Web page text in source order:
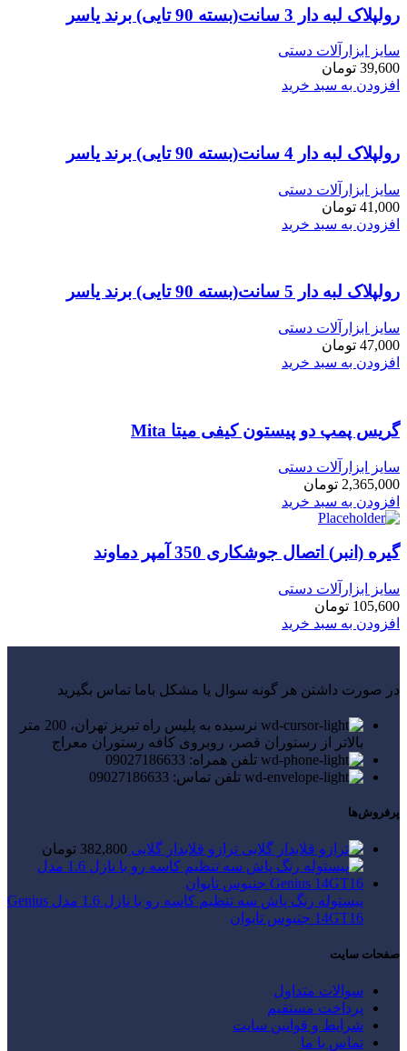
رولپلاک لبه دار 3 سانت(بسته 90 تایی) برند یاسر
سایز ابزارآلات دستی
39,600 تومان
افزودن به سبد خرید
رولپلاک لبه دار 4 سانت(بسته 90 تایی) برند یاسر
سایز ابزارآلات دستی
41,000 تومان
افزودن به سبد خرید
رولپلاک لبه دار 5 سانت(بسته 90 تایی) برند یاسر
سایز ابزارآلات دستی
47,000 تومان
افزودن به سبد خرید
گریس پمپ دو پیستون کیفی میتا Mita
سایز ابزارآلات دستی
2,365,000 تومان
افزودن به سبد خرید
گیره (انبر) اتصال جوشکاری 350 آمپر دماوند
سایز ابزارآلات دستی
105,600 تومان
افزودن به سبد خرید
در صورت داشتن هر گونه سوال یا مشکل باما تماس بگیرید
نرسیده به پلیس راه تبریز تهران، 200 متر
بالاتر از رستوران قصر، روبروی کافه رستوران معراج
تلفن همراه: 09027186633
تلفن تماس: 09027186633
پرفروش‌ها
ترازو قلابدار گلابی 382,800 تومان
پیستوله رنگ پاش سه تنظیم کاسه رو با نازل 1.6 مدل Genius
14GT16 جنیوس تایوان
صفحات سایت
سوالات متداول
پرداخت مستقیم
شرایط و قوانین سایت
تماس با ما